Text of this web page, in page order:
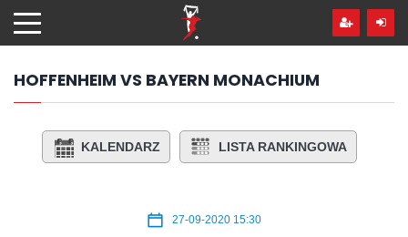
hdo
treści
HOFFENHEIM VS BAYERN MONACHIUM
KALENDARZ LISTA RANKINGOWA
27-09-2020 15:30